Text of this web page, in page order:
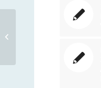
KLM Geburtstags-Sale: